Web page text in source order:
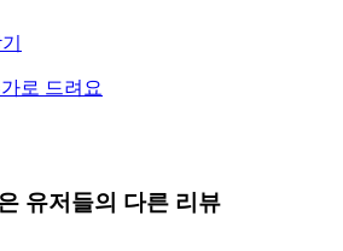
로 드려요
유저들의 다른 리뷰